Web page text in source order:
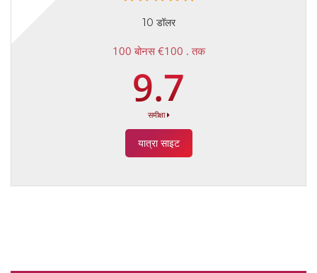
10 डॉलर
100 बोनस €100 . तक
9.7
समीक्षा
यात्रा साइट